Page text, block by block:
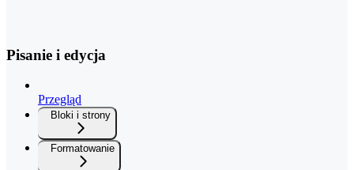
Pisanie i edycja
Przegląd
Bloki i strony
Formatowanie